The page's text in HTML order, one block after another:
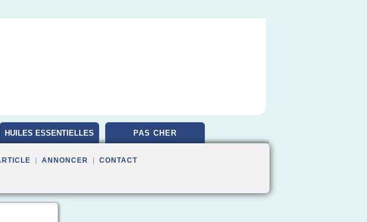
HUILES ESSENTIELLES PAS CHER
ANNONCER CONTACT